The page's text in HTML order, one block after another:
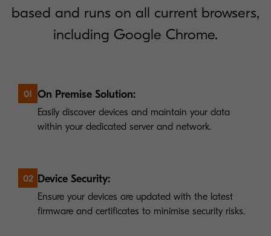
based and runs on all current browsers,
including Google Chrome.
01 On Premise Solution:
Easily discover devices and maintain your data
within your dedicated server and network.
02 Device Security:
Ensure your devices are updated with the latest
firmware and certificates to minimise security risks.